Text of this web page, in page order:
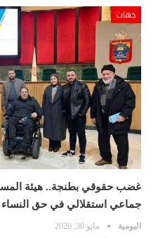
جهات
غضب حقوقي بطنجة.. هيئة
جماعي استقلالي في حق النساء
اليومية مايو 30, 2026